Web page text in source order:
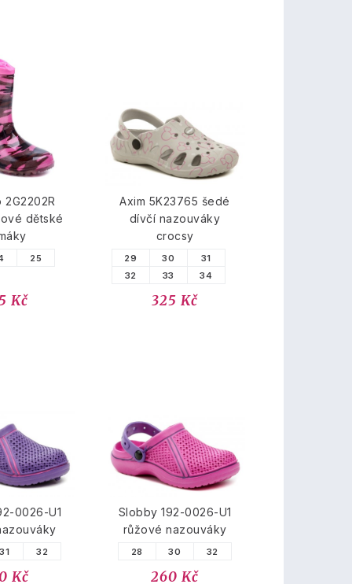
dětské
25
Kč
Axim 5K23765 šedé
dívčí nazouváky
crocsy
29 30
31
32
33 34
325 Kč
0026-U1
31 32
Kč
Slobby 192-0026-U1
růžové nazouváky
28 30 32
260 Kč